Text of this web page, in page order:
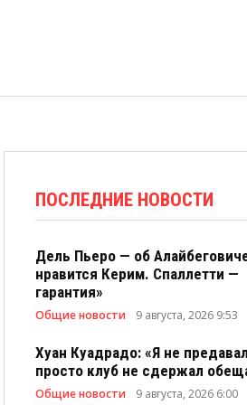
ПОСЛЕДНИЕ НОВОСТИ
Дель Пьеро — об
нравится Керим. Спаллетти —
гарантия»
Общие новости 9 августа, 2026 9:53
Хуан Куадрадо: «Я не
просто клуб не сдержал
Общие новости 9 августа, 2026 6:00